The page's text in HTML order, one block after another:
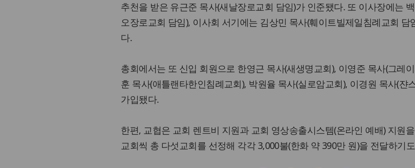
추천을 받은 유근준 목사(새날장로교회 담임)가 인준됐다. 또 이사장에는
오장로교회 담임), 이사회 서기에는 김상민 목사(훼이트빌제일침례교회 담
다.
총회에서는 또 신입 회원으로 한영근 목사(새생명교회), 이영준 목사(그레
훈 목사(애틀랜타한인침례교회), 박원율 목사(실로암교회), 이경원 목사(쟌
가입됐다.
한편, 교협은 교회 렌트비 지원과 교회 영상송출시스템(온라인 예배) 지원
교회씩 총 다섯교회를 선정해 각각 3,000불(한화 약 390만 원)을 전달하기